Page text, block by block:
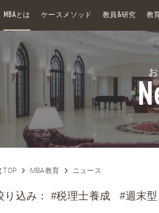
MBAとは ケースメソッド 教員&研究 教
TOP MBA教育 ニュース
り込み：#税理士養成 #週末